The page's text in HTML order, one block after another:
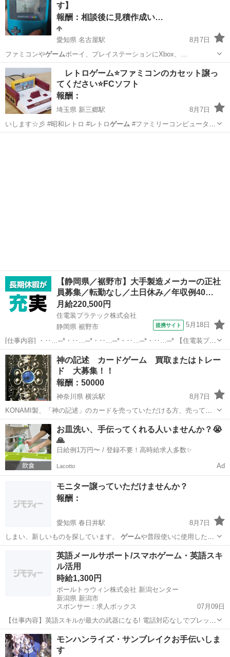
す】
報酬：相談後に見積作成い…
愛知県 名古屋駅
8月7日
ファミコンやゲームボーイ、プレイステーションにXbox、…
愛知 名古屋市 名古屋駅
レトロゲーム
レトロゲーム⭐️ファミコンのカセット譲っ
てください⭐️FCソフト
報酬：
埼玉県 新三郷駅
8月7日
いします☆彡 #昭和レトロ #レトロゲーム #ファミリーコンピューター
#ファミ…
【静岡県／裾野市】大手製造メーカーの正社
員募集／転勤なし／土日休み／年収例40…
月給220,500円
住電装プラテック株式会社
静岡県 裾野市
提携サイト 5月18日
[仕事内容] ・‥…─*・‥…─*・‥…─*・‥…─*・‥…─* 【住電装プラ
テック株式会社】 当社では、 自動車の情報を伝達する重要な役割を果
たしている、 ワイヤーハーネスの配線の分岐や接続を担うコネクタの
製造を成形・プ...
静岡 裾野市 工場
神の記述 カードゲーム 買取またはトレー
ド 大募集！！
報酬：50000
神奈川県 横浜駅
8月7日
KONAMI製、「神の記述」のカードを売っていただける方、売ってい
るお店を紹介いただける方を大募集します！ ＜買取できるもの＞ 状態
は美品または微傷のものを希望します。 ●vol.1（k-0112-で始まるも
の...
神奈川 横浜市 横浜駅 買いたい/ください 買取
お皿洗い、手伝ってくれる人いませんか？😭
🙏
日給例1万円〜 / 登録不要！高時給求人多数✨
Lacotto Ad
モニター譲っていただけませんか？
報酬：
愛知県 春日井駅
8月7日
しまい、新しいものを探しています。 ゲームや普段使いに使用したい
ので、ご不要にな…
春日井市 春日井駅 買いたい/ください ゲーム
英語メールサポート/スマホゲーム・英語スキ
ル活用
時給1,300円
ポールトゥウィン株式会社 新潟センター
新潟県 新潟市
スポンサー：求人ボックス
07月09日
【仕事内容】英語スキルが最大の武器になる! 電話対応なしでプレッシ
ャー減! 髪色・ネイル・服装は自由 ゲーム好きが集まるワクワク空間!
<仕事内容> 世界中のファンが遊ぶ 「スマホゲーム」に関する お問い
合わせ対応(英語メール作成...
アルバイト・パート
モンハンライズ・サンブレイクお手伝いしま
す